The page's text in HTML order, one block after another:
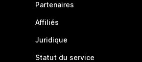
Partenaires
Affiliés
Juridique
Statut du service